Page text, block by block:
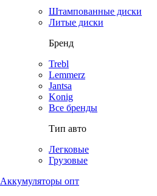
Штампованные диски
Литые диски
Бренд
Trebl
Lemmerz
Jantsa
Konig
Все бренды
Тип авто
Легковые
Грузовые
Аккумуляторы опт